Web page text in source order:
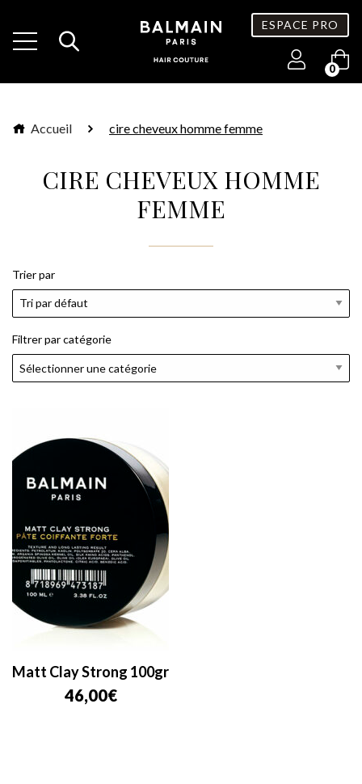
ESPACE PRO
0
Accueil cire cheveux homme femme
CIRE CHEVEUX HOMME
FEMME
Trier par
Filtrer par catégorie
Matt Clay Strong 100gr
46,00€